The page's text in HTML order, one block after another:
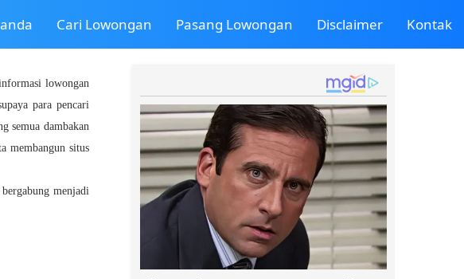
Cari Lowongan Pasang Lowongan Disclaimer Kontak
lowongan
para pencari
semua dambakan
membangun situs
menjadi